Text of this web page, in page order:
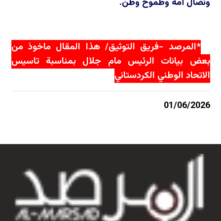
ونضال أمة وطموح وطن.
*المرصد -فريق التوثيق/ هذا المقال ماخوذ من
بعض بيانات الرئيس مام جلال بمناسبة تاسيس
الاتحاد الوطني الكردستاني
01/06/2026